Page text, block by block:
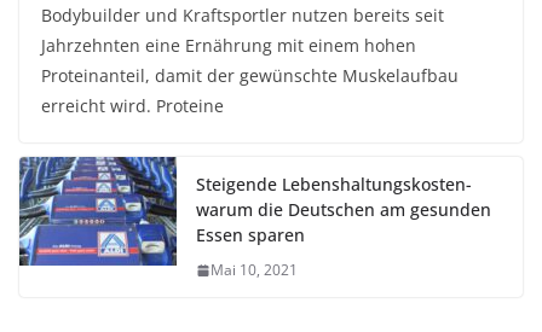
Bodybuilder und Kraftsportler nutzen bereits seit
Jahrzehnten eine Ernährung mit einem hohen
Proteinanteil, damit der gewünschte Muskelaufbau
erreicht wird. Proteine
Steigende Lebenshaltungskosten-
warum die Deutschen am gesunden
Essen sparen
Mai 10, 2021